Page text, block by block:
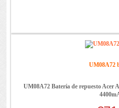
UM08A72
UM08A72 Batería de repuesto Acer